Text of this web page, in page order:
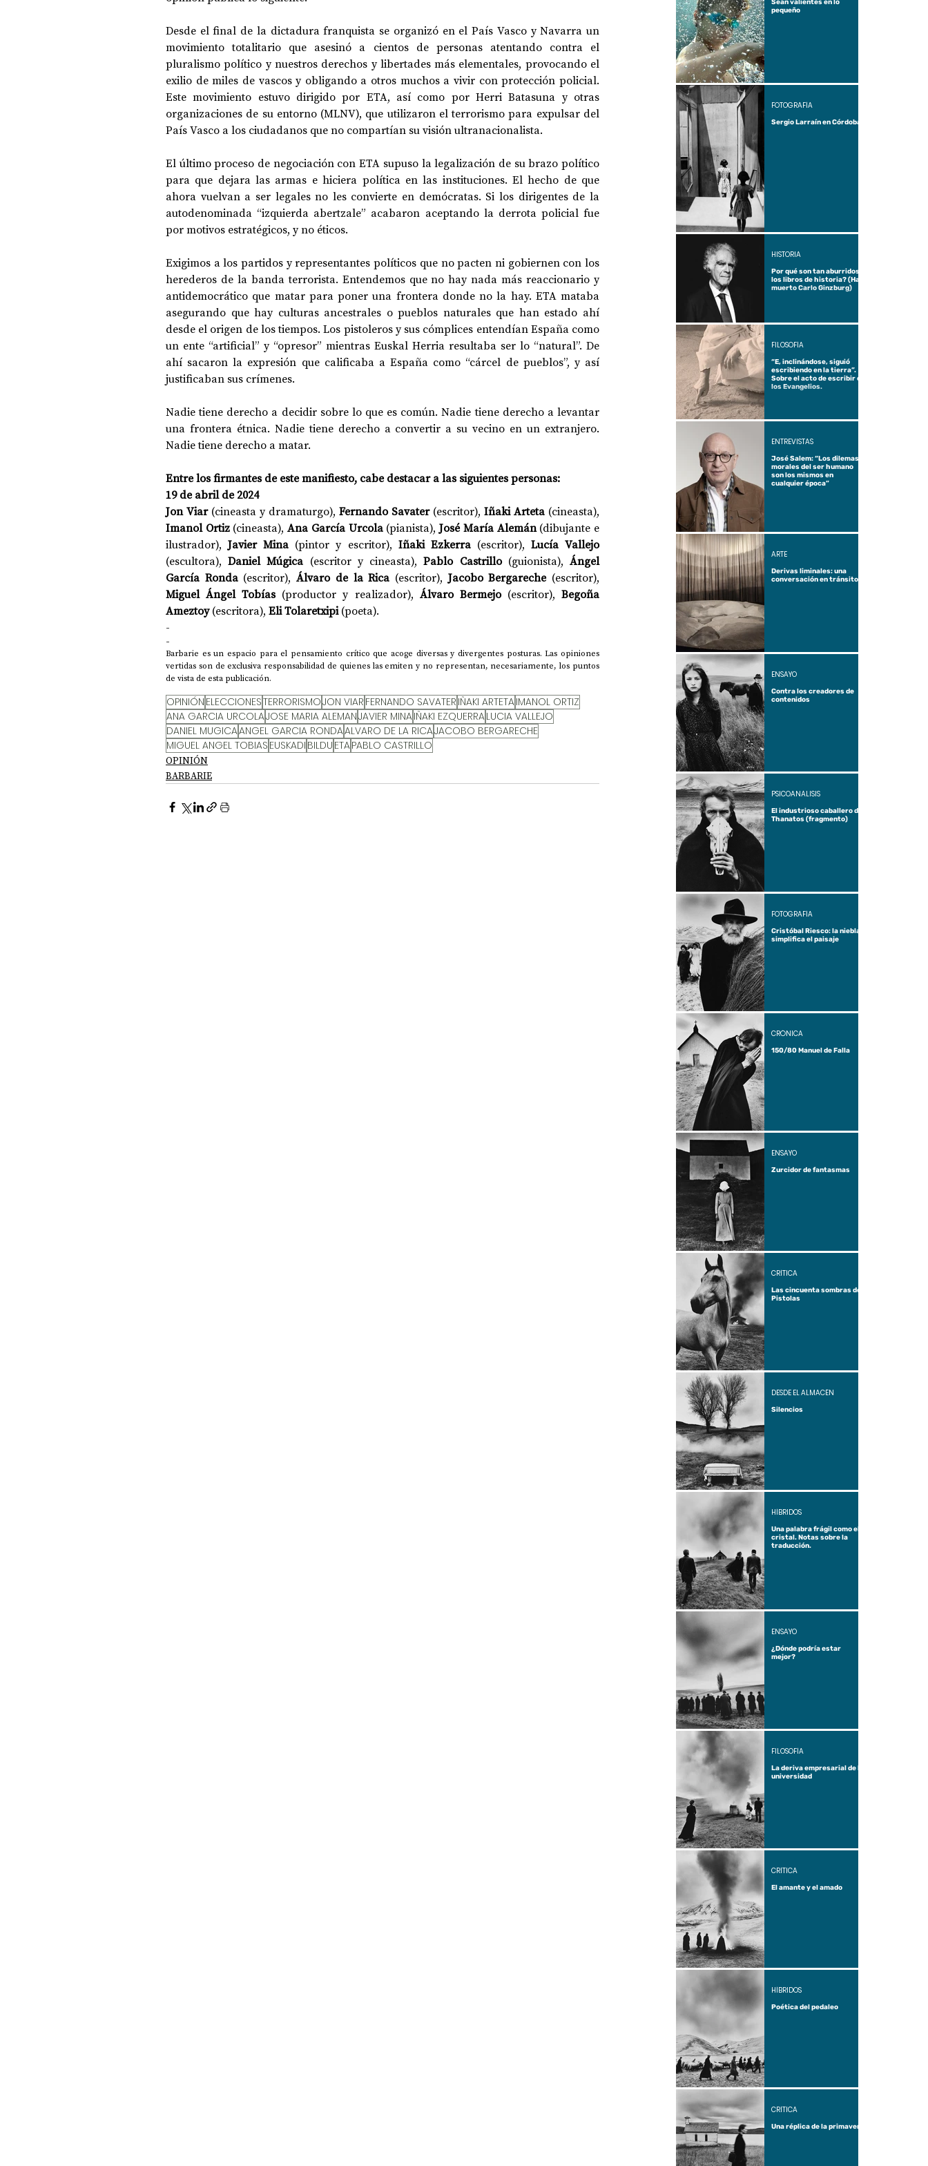
DOSSIER NOCHE DE LAS IDEAS ANTROPOLOGÍA OPINIÓN 50 AÑOS DEL GOLPE
CIENCIA Y TECNOLOGÍA
Desde el final de la dictadura franquista se organizó en el País Vasco y Navarra un
movimiento totalitario que asesinó a cientos de personas atentando contra el
pluralismo político y nuestros derechos y libertades más elementales, provocando el
exilio de miles de vascos y obligando a otros muchos a vivir con protección policial.
Este movimiento estuvo dirigido por ETA, así como por Herri Batasuna y otras
organizaciones de su entorno (MLNV), que utilizaron el terrorismo para expulsar del
País Vasco a los ciudadanos que no compartían su visión ultranacionalista.
El último proceso de negociación con ETA supuso la legalización de su brazo político
para que dejara las armas e hiciera política en las instituciones. El hecho de que
ahora vuelvan a ser legales no les convierte en demócratas. Si los dirigentes de la
autodenominada “izquierda abertzale” acabaron aceptando la derrota policial fue
por motivos estratégicos, y no éticos.
Exigimos a los partidos y representantes políticos que no pacten ni gobiernen con los
herederos de la banda terrorista. Entendemos que no hay nada más reaccionario y
antidemocrático que matar para poner una frontera donde no la hay. ETA mataba
asegurando que hay culturas ancestrales o pueblos naturales que han estado ahí
desde el origen de los tiempos. Los pistoleros y sus cómplices entendían España como
un ente “artificial” y “opresor” mientras Euskal Herria resultaba ser lo “natural”. De
ahí sacaron la expresión que calificaba a España como “cárcel de pueblos”, y así
justificaban sus crímenes.
Nadie tiene derecho a decidir sobre lo que es común. Nadie tiene derecho a levantar
una frontera étnica. Nadie tiene derecho a convertir a su vecino en un extranjero.
Nadie tiene derecho a matar.
Entre los firmantes de este manifiesto, cabe destacar a las siguientes personas:
19 de abril de 2024
Jon Viar (cineasta y dramaturgo), Fernando Savater (escritor), Iñaki Arteta
Imanol Ortiz (cineasta), Ana García Urcola (pianista), José María Alemán (dibujante e
ilustrador), Javier Mina (pintor y escritor), Iñaki Ezkerra (escritor),
Lucía Vallejo
(escultora), Daniel Múgica (escritor y cineasta), Pablo Castrillo (guionista), Ángel
García Ronda (escritor), Álvaro de la Rica (escritor), Jacobo Bergareche
Miguel Ángel Tobías (productor y realizador), Álvaro Bermejo (escritor), Begoña
Ameztoy (escritora), Eli Tolaretxipi (poeta).
-
-
Barbarie es un espacio para el pensamiento crítico que acoge diversas y divergentes posturas. Las opiniones
vertidas son de exclusiva responsabilidad de quienes las emiten y no representan, necesariamente, los puntos
de vista de esta publicación.
OPINIÓN ELECCIONESTERRORISMOJON VIAR FERNANDO SAVATER IÑAKI ARTETAIMANOL ORTIZ
ANA GARCIA URCOLAJOSE MARIA ALEMANJAVIER MINAIÑAKI EZQUERRALUCIA VALLEJO
DANIEL MUGICAANGEL GARCIA RONDAALVARO DE LA RICAJACOBO BERGARECHE
MIGUEL ANGEL TOBIAS EUSKADI BILDU ETAPABLO CASTRILLO
OPINIÓN
BARBARIE
Sean valientes en lo
pequeño
Sergio Larraín en Córdoba
FOTOGRAFÍA
Por qué son tan aburridos
los libros de historia? (Ha
muerto Carlo Ginzburg)
HISTORIA
“E, inclinándose, siguió
escribiendo en la tierra”.
Sobre el acto de escribir en
los Evangelios.
FILOSOFÍA
José Salem: “Los dilemas
morales del ser humano
son los mismos en
cualquier época”
ENTREVISTAS
Derivas liminales: una
conversación en tránsito
ARTE
Contra los creadores de
contenidos
ENSAYO
El industrioso caballero de
Thanatos (fragmento)
PSICOANÁLISIS
Cristóbal Riesco: la niebla
simplifica el paisaje
FOTOGRAFÍA
150/80 Manuel de Falla
CRÓNICA
Zurcidor de fantasmas
ENSAYO
Las cincuenta sombras de
Pistolas
CRÍTICA
Silencios
DESDE EL ALMACÉN
Una palabra frágil como el
cristal. Notas sobre la
traducción.
HÍBRIDOS
¿Dónde podría estar
mejor?
ENSAYO
La deriva empresarial de la
universidad
FILOSOFÍA
El amante y el amado
CRÍTICA
Poética del pedaleo
HÍBRIDOS
Una réplica de la primavera
CRÍTICA